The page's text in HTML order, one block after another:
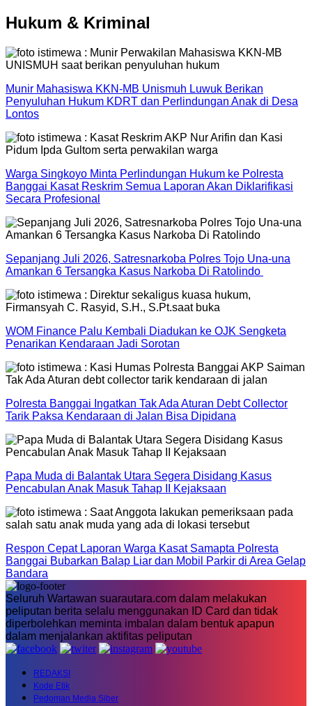
Hukum & Kriminal
Munir Mahasiswa KKN-MB Unismuh Luwuk Berikan
Penyuluhan Hukum KDRT dan Perlindungan Anak di Desa
Lontos
Warga Singkoyo Minta Perlindungan Hukum ke Polresta
Banggai Kasat Reskrim Semua Laporan Akan Diklarifikasi
Secara Profesional
Sepanjang Juli 2026, Satresnarkoba Polres Tojo Una-una
Amankan 6 Tersangka Kasus Narkoba Di Ratolindo
WOM Finance Palu Kembali Diadukan ke OJK Sengketa
Penarikan Kendaraan Jadi Sorotan
Polresta Banggai Ingatkan Tak Ada Aturan Debt Collector
Tarik Paksa Kendaraan di Jalan Bisa Dipidana
Papa Muda di Balantak Utara Segera Disidang Kasus
Pencabulan Anak Masuk Tahap II Kejaksaan
Respon Cepat Laporan Warga Kasat Samapta Polresta
Banggai Bubarkan Balap Liar dan Mobil Parkir di Area Gelap
Bandara
Seluruh Wartawan suarautara.com dalam melakukan
peliputan berita selalu menggunakan ID Card dan tidak
diperbolehkan meminta imbalan dalam bentuk apapun
dalam menjalankan aktifitas peliputan
REDAKSI
Kode Etik
Pedoman Media Siber